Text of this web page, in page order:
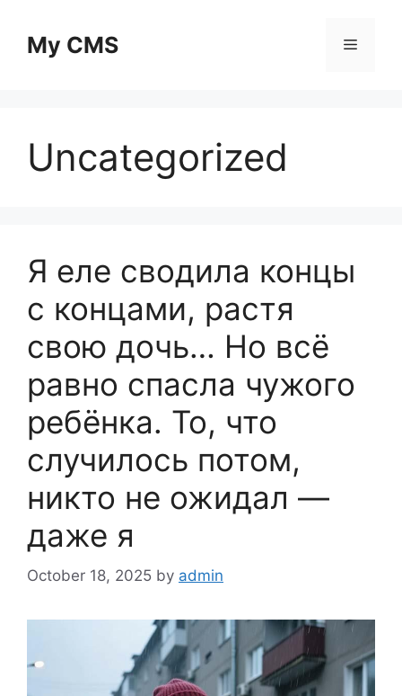
contentMy CMS Menu
Uncategorized
Я еле сводила концы
с концами, растя
свою дочь… Но всё
равно спасла чужого
ребёнка. То, что
случилось потом,
никто не ожидал —
даже я
October 18, 2025 by admin